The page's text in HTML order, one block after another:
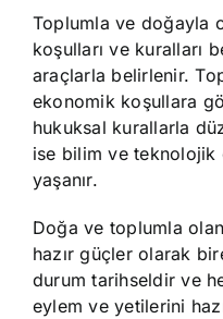
Toplumla ve doğayla
koşulları ve kuralları
araçlarla belirlenir.
ekonomik koşullara
hukuksal kurallarla
ise bilim ve teknolojik
yaşanır.
Doğa ve toplumla
hazır güçler olarak
durum tarihseldir ve
eylem ve yetilerini